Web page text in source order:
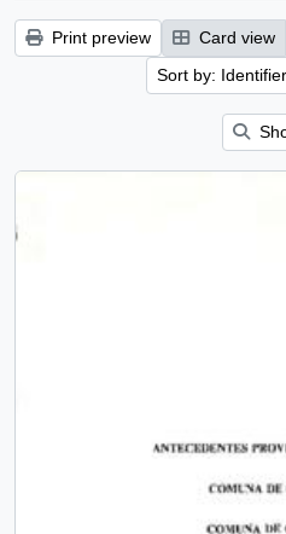
Print preview Card view
Sort by: Identifier